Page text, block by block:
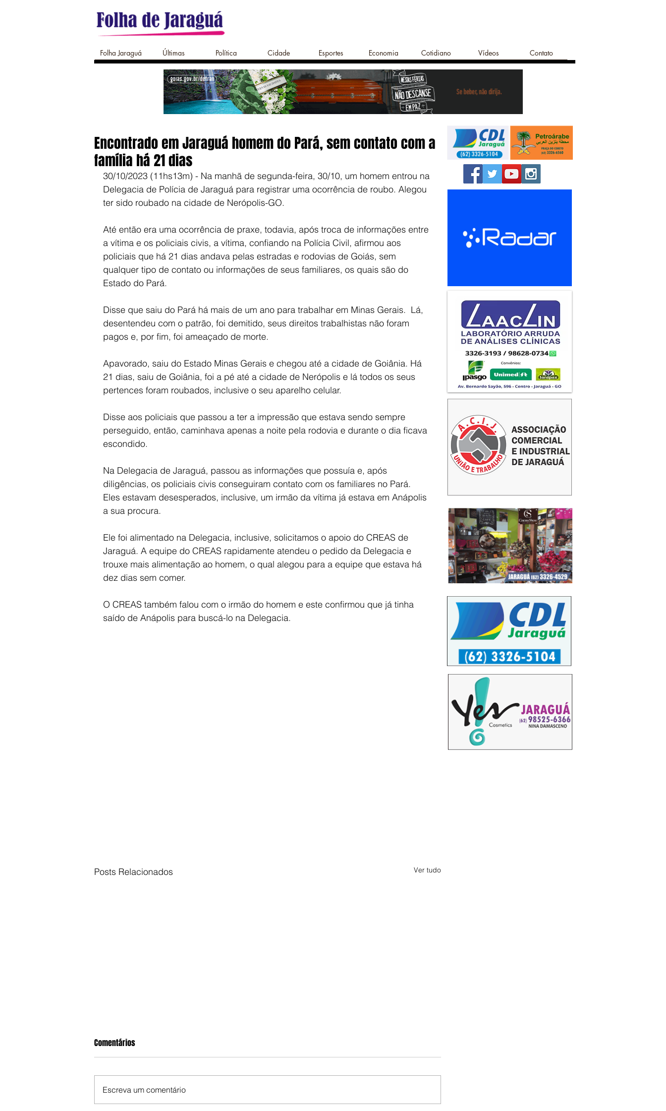
Folha Jaraguá Últimas Política Cidade Esportes Economia Cotidiano Vídeos Contato
Encontrado em Jaraguá homem do Pará, sem contato com a
família há 21 dias
30/10/2023 (11hs13m) - Na manhã de segunda-feira, 30/10, um homem entrou na
Delegacia de Polícia de Jaraguá para registrar uma ocorrência de roubo. Alegou
ter sido roubado na cidade de Nerópolis-GO.
Até então era uma ocorrência de praxe, todavia, após troca de informações entre
a vítima e os policiais civis, a vítima, confiando na Polícia Civil, afirmou aos
policiais que há 21 dias andava pelas estradas e rodovias de Goiás, sem
qualquer tipo de contato ou informações de seus familiares, os quais são do
Estado do Pará.
Disse que saiu do Pará há mais de um ano para trabalhar em Minas Gerais.  Lá,
desentendeu com o patrão, foi demitido, seus direitos trabalhistas não foram
pagos e, por fim, foi ameaçado de morte.
Apavorado, saiu do Estado Minas Gerais e chegou até a cidade de Goiânia. Há
21 dias, saiu de Goiânia, foi a pé até a cidade de Nerópolis e lá todos os seus
pertences foram roubados, inclusive o seu aparelho celular.
Disse aos policiais que passou a ter a impressão que estava sendo sempre
perseguido, então, caminhava apenas a noite pela rodovia e durante o dia ficava
escondido.
Na Delegacia de Jaraguá, passou as informações que possuía e, após
diligências, os policiais civis conseguiram contato com os familiares no Pará.
Eles estavam desesperados, inclusive, um irmão da vítima já estava em Anápolis
a sua procura.
Ele foi alimentado na Delegacia, inclusive, solicitamos o apoio do CREAS de
Jaraguá. A equipe do CREAS rapidamente atendeu o pedido da Delegacia e
trouxe mais alimentação ao homem, o qual alegou para a equipe que estava há
dez dias sem comer.
O CREAS também falou com o irmão do homem e este confirmou que já tinha
saído de Anápolis para buscá-lo na Delegacia.
Posts Relacionados Ver tudo
Comentários
Escreva um comentário